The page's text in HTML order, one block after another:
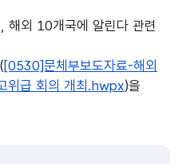
해외 10개국에 알린다 관련
[0530]문체부보도자료-해외
위급 회의 개최.hwpx)을